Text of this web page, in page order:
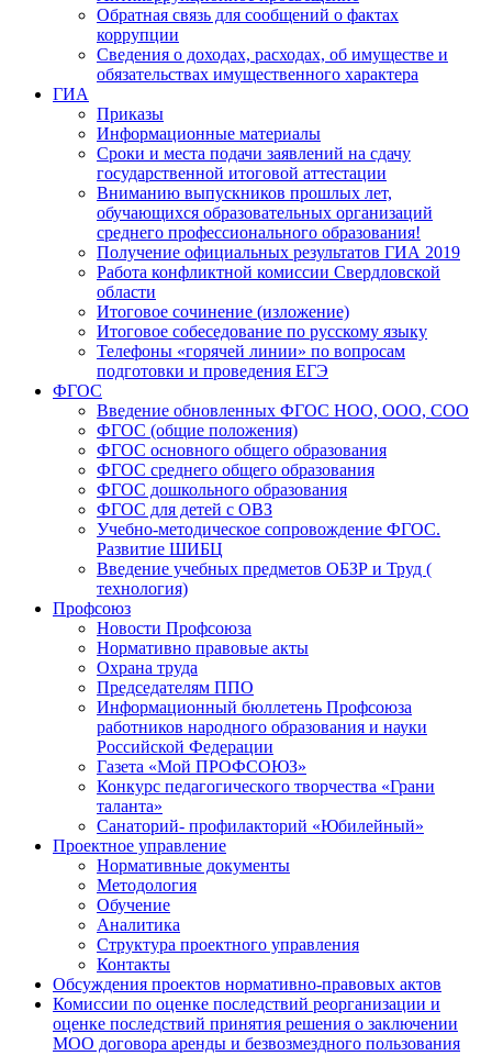
Обратная связь для сообщений о фактах
коррупции
Сведения о доходах, расходах, об имуществе и
обязательствах имущественного характера
ГИА
Приказы
Информационные материалы
Сроки и места подачи заявлений на сдачу
государственной итоговой аттестации
Вниманию выпускников прошлых лет,
обучающихся образовательных организаций
среднего профессионального образования!
Получение официальных результатов ГИА 2019
Работа конфликтной комиссии Свердловской
области
Итоговое сочинение (изложение)
Итоговое собеседование по русскому языку
Телефоны «горячей линии» по вопросам
подготовки и проведения ЕГЭ
ФГОС
Введение обновленных ФГОС НОО, ООО, СОО
ФГОС (общие положения)
ФГОС основного общего образования
ФГОС среднего общего образования
ФГОС дошкольного образования
ФГОС для детей с ОВЗ
Учебно-методическое сопровождение ФГОС.
Развитие ШИБЦ
Введение учебных предметов ОБЗР и Труд (
технология)
Профсоюз
Новости Профсоюза
Нормативно правовые акты
Охрана труда
Председателям ППО
Информационный бюллетень Профсоюза
работников народного образования и науки
Российской Федерации
Газета «Мой ПРОФСОЮЗ»
Конкурс педагогического творчества «Грани
таланта»
Санаторий- профилакторий «Юбилейный»
Проектное управление
Нормативные документы
Методология
Обучение
Аналитика
Структура проектного управления
Контакты
Обсуждения проектов нормативно-правовых актов
Комиссии по оценке последствий реорганизации и
оценке последствий принятия решения о заключении
МОО договора аренды и безвозмездного пользования